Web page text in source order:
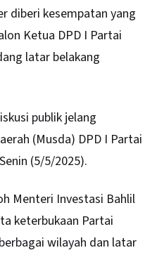
diberi kesempatan yang
Ketua DPD I Partai
latar belakang
publik jelang
(Musda) DPD I Partai
(5/5/2025).
Menteri Investasi Bahlil
keterbukaan Partai
wilayah dan latar